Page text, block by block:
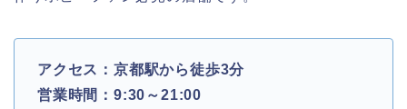
アクセス：京都駅から徒歩3分
営業時間：9:30～21:00